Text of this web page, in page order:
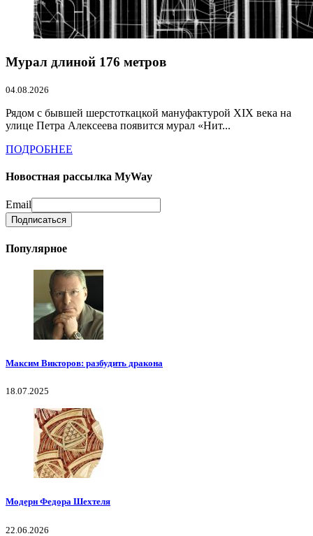
Мурал длиной 176 метров
04.08.2026
Рядом с бывшей шерстоткацкой мануфактурой XIX века на
улице Петра Алексеева появится мурал «Нит...
ПОДРОБНЕЕ
Новостная рассылка MyWay
Email
Популярное
Максим Викторов: разбудить дракона
18.07.2025
Модерн Федора Шехтеля
22.06.2026